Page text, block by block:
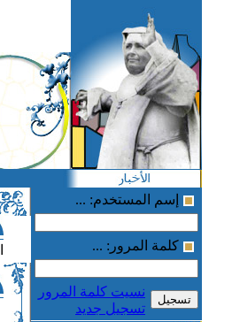
إسم المستخدم: ...
كلمة المرور: ...
نسيت كلمة المرور
تسجيل جديد